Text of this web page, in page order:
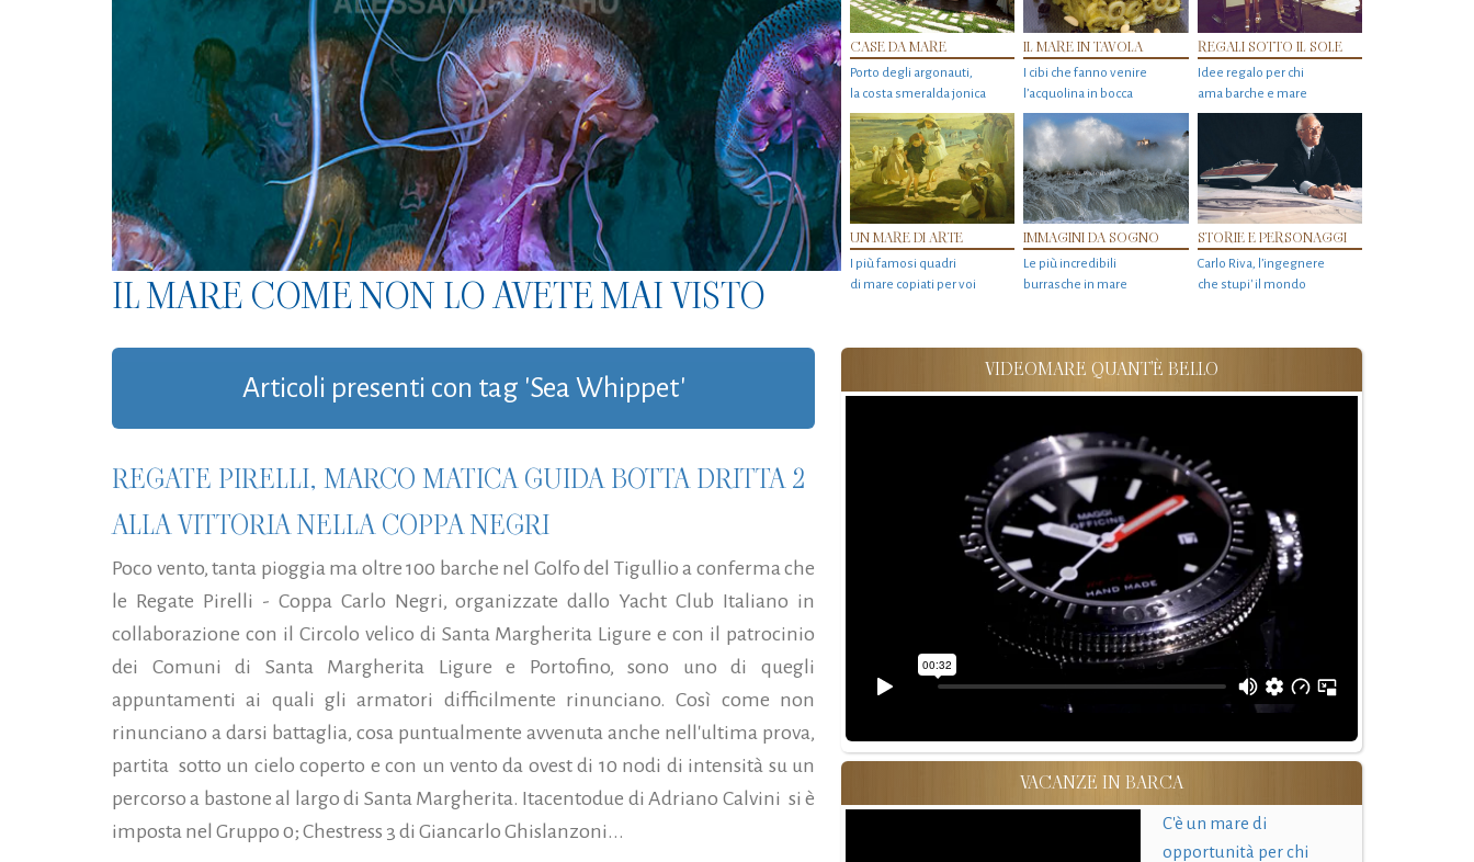
IL MARE COME NON LO AVETE MAI VISTO
CASE DA MARE
Porto degli argonauti,
la costa smeralda jonica
IL MARE IN TAVOLA
I cibi che fanno venire
l’acquolina in bocca
REGALI SOTTO IL SOLE
Idee regalo per chi
ama barche e mare
UN MARE DI ARTE
I più famosi quadri
di mare copiati per voi
IMMAGINI DA SOGNO
Le più incredibili
burrasche in mare
STORIE E PERSONAGGI
Carlo Riva, l’ingegnere
che stupi' il mondo
Articoli presenti con tag 'Sea Whippet'
REGATE PIRELLI, MARCO MATICA GUIDA BOTTA DRITTA 2
ALLA VITTORIA NELLA COPPA NEGRI
Poco vento, tanta pioggia ma oltre 100 barche nel Golfo del Tigullio a conferma che
le Regate Pirelli - Coppa Carlo Negri, organizzate dallo Yacht Club Italiano in
collaborazione con il Circolo velico di Santa Margherita Ligure e con il patrocinio
dei Comuni di Santa Margherita Ligure e Portofino, sono uno di quegli
appuntamenti ai quali gli armatori difficilmente rinunciano. Così come non
rinunciano a darsi battaglia, cosa puntualmente avvenuta anche nell'ultima prova,
partita sotto un cielo coperto e con un vento da ovest di 10 nodi di intensità su un
percorso a bastone al largo di Santa Margherita. Itacentodue di Adriano Calvini si è
imposta nel Gruppo 0; Chestress 3 di Giancarlo Ghislanzoni...
VIDEOMARE QUANT'È BELLO
VACANZE IN BARCA
C'è un mare di
opportunità per chi